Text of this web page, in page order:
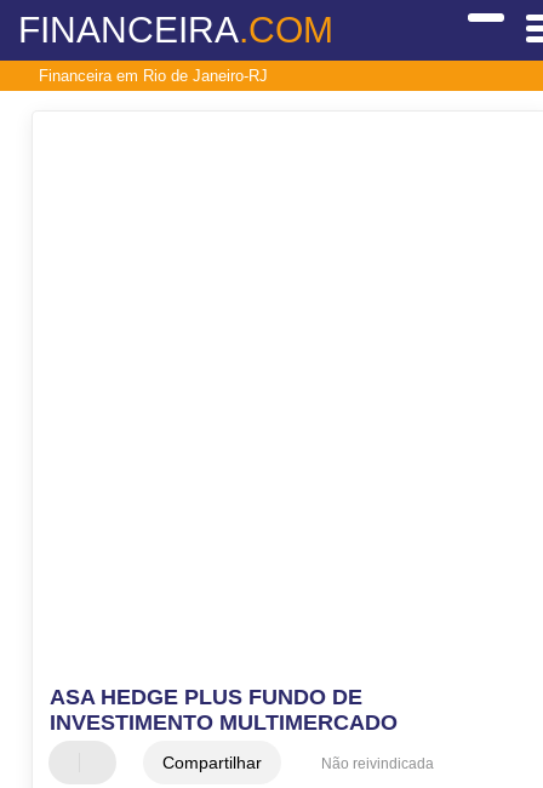
FINANCEIRA.COM
Financeira em Rio de Janeiro-RJ
ASA HEDGE PLUS FUNDO DE
INVESTIMENTO MULTIMERCADO
Compartilhar Não reivindicada